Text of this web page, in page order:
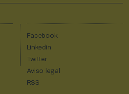
Facebook
Linkedin
Twitter
Aviso legal
RSS